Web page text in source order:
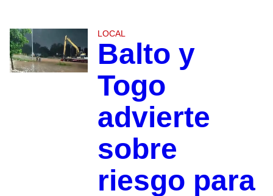
LOCAL
Balto y
Togo
advierte
sobre
riesgo para